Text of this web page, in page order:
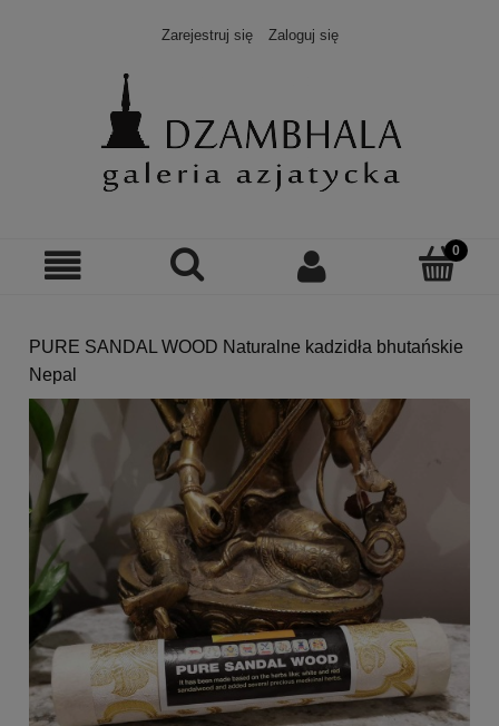
Zarejestruj się Zaloguj się
PURE SANDAL WOOD Naturalne kadzidła bhutańskie
Nepal